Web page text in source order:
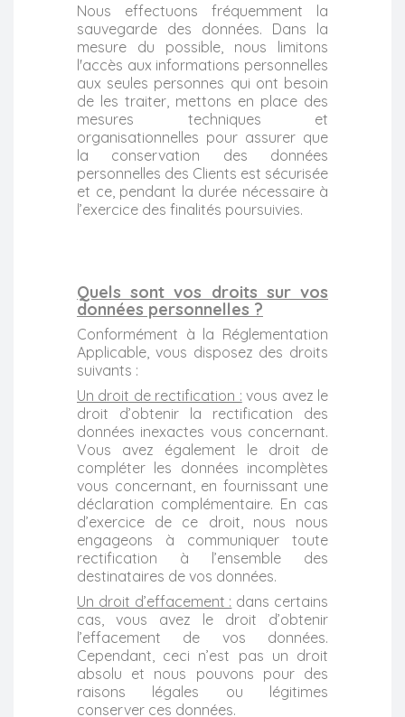
Nous effectuons fréquemment la
sauvegarde des données. Dans la
mesure du possible, nous limitons
l'accès aux informations personnelles
aux seules personnes qui ont besoin
de les traiter, mettons en place des
mesures techniques et
organisationnelles pour assurer que
la conservation des données
personnelles des Clients est sécurisée
et ce, pendant la durée nécessaire à
l’exercice des finalités poursuivies.
Quels sont vos droits sur vos
données personnelles ?
Conformément à la Réglementation
Applicable, vous disposez des droits
suivants :
Un droit de rectification : vous avez le
droit d’obtenir la rectification des
données inexactes vous concernant.
Vous avez également le droit de
compléter les données incomplètes
vous concernant, en fournissant une
déclaration complémentaire. En cas
d’exercice de ce droit, nous nous
engageons à communiquer toute
rectification à l’ensemble des
destinataires de vos données.
Un droit d’effacement : dans certains
cas, vous avez le droit d’obtenir
l’effacement de vos données.
Cependant, ceci n’est pas un droit
absolu et nous pouvons pour des
raisons légales ou légitimes
conserver ces données.